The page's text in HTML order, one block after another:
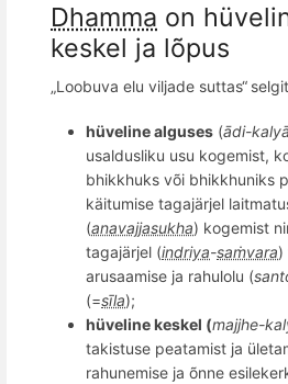
Dhamma on
keskel ja lõpus
„Loobuva elu viljade suttas“
hüveline alguses (ādi-
usaldusliku usu kogemist,
bhikkhuks või bhikkhuniks
käitumise tagajärjel
(anavajjasukha) kogemist
tagajärjel (indriya-saṁvara)
arusaamise ja rahulolu (
(=sīla);
hüveline keskel (majjhe-
takistuse peatamist ja
rahunemise ja õnne